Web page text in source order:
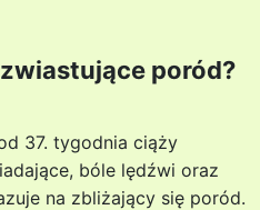
poród?
37. tygodnia ciąży
bóle lędźwi oraz
na zbliżający się poród.